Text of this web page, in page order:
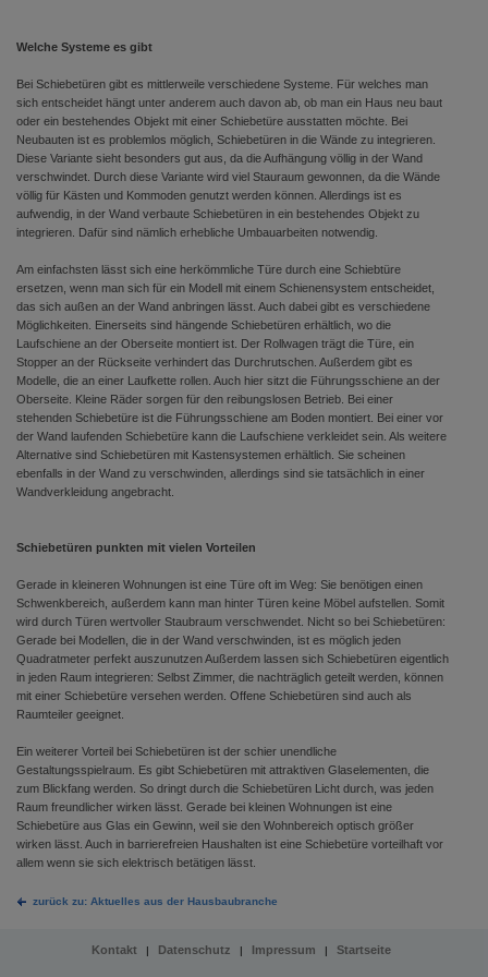
Welche Systeme es gibt
Bei Schiebetüren gibt es mittlerweile verschiedene Systeme. Für welches man
sich entscheidet hängt unter anderem auch davon ab, ob man ein Haus neu baut
oder ein bestehendes Objekt mit einer Schiebetüre ausstatten möchte. Bei
Neubauten ist es problemlos möglich, Schiebetüren in die Wände zu integrieren.
Diese Variante sieht besonders gut aus, da die Aufhängung völlig in der Wand
verschwindet. Durch diese Variante wird viel Stauraum gewonnen, da die Wände
völlig für Kästen und Kommoden genutzt werden können. Allerdings ist es
aufwendig, in der Wand verbaute Schiebetüren in ein bestehendes Objekt zu
integrieren. Dafür sind nämlich erhebliche Umbauarbeiten notwendig.
Am einfachsten lässt sich eine herkömmliche Türe durch eine Schiebtüre
ersetzen, wenn man sich für ein Modell mit einem Schienensystem entscheidet,
das sich außen an der Wand anbringen lässt. Auch dabei gibt es verschiedene
Möglichkeiten. Einerseits sind hängende Schiebetüren erhältlich, wo die
Laufschiene an der Oberseite montiert ist. Der Rollwagen trägt die Türe, ein
Stopper an der Rückseite verhindert das Durchrutschen. Außerdem gibt es
Modelle, die an einer Laufkette rollen. Auch hier sitzt die Führungsschiene an der
Oberseite. Kleine Räder sorgen für den reibungslosen Betrieb. Bei einer
stehenden Schiebetüre ist die Führungsschiene am Boden montiert. Bei einer vor
der Wand laufenden Schiebetüre kann die Laufschiene verkleidet sein. Als weitere
Alternative sind Schiebetüren mit Kastensystemen erhältlich. Sie scheinen
ebenfalls in der Wand zu verschwinden, allerdings sind sie tatsächlich in einer
Wandverkleidung angebracht.
Schiebetüren punkten mit vielen Vorteilen
Gerade in kleineren Wohnungen ist eine Türe oft im Weg: Sie benötigen einen
Schwenkbereich, außerdem kann man hinter Türen keine Möbel aufstellen. Somit
wird durch Türen wertvoller Staubraum verschwendet. Nicht so bei Schiebetüren:
Gerade bei Modellen, die in der Wand verschwinden, ist es möglich jeden
Quadratmeter perfekt auszunutzen Außerdem lassen sich Schiebetüren eigentlich
in jeden Raum integrieren: Selbst Zimmer, die nachträglich geteilt werden, können
mit einer Schiebetüre versehen werden. Offene Schiebetüren sind auch als
Raumteiler geeignet.
Ein weiterer Vorteil bei Schiebetüren ist der schier unendliche
Gestaltungsspielraum. Es gibt Schiebetüren mit attraktiven Glaselementen, die
zum Blickfang werden. So dringt durch die Schiebetüren Licht durch, was jeden
Raum freundlicher wirken lässt. Gerade bei kleinen Wohnungen ist eine
Schiebetüre aus Glas ein Gewinn, weil sie den Wohnbereich optisch größer
wirken lässt. Auch in barrierefreien Haushalten ist eine Schiebetüre vorteilhaft vor
allem wenn sie sich elektrisch betätigen lässt.
zurück zu: Aktuelles aus der Hausbaubranche
Kontakt | Datenschutz | Impressum | Startseite